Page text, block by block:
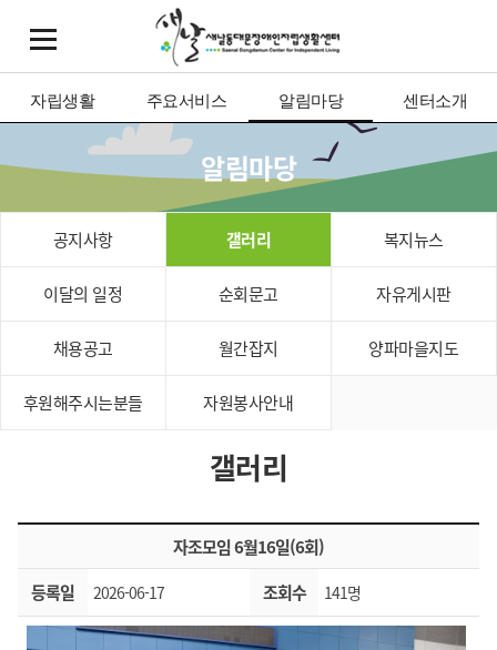
자립생활 주요서비스 알림마당 센터소개
알림마당
공지사항 갤러리 복지뉴스
이달의 일정 순회문고 자유게시판
채용공고 월간잡지 양파마을지도
후원해주시는분들 자원봉사안내
갤러리
자조모임 6월16일(6회)
등록일
2026-06-17 조회수 141명